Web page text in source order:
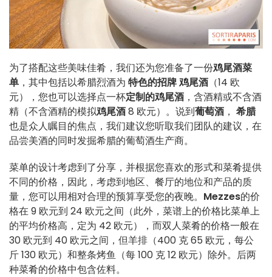
为了搭配这些美味佳肴，我们还为您准备了一份鸡尾酒菜
单 ，其中包括以希腊烈酒为 特色的招牌鸡尾酒 （14 欧
元），您也可以选择点一杯定制的鸡尾酒 ，含酒精或不含酒
精（不含酒精的模拟鸡尾酒8 欧元）。说到葡萄酒 ， 希腊
也是众人瞩目的焦点，我们建议您听取我们团队的建议，在
品尝美酒的同时发掘希腊的葡萄酒生产商。
菜单的设计考虑到了分享，并根据您喜欢的形式和菜肴提供
不同的价格，因此，考虑到地区、餐厅的地位和产品的质
量，您可以用相对合理的预算享受您的夜晚。 Mezzes的价
格在 9 欧元到 24 欧元之间（此外，菜谱上的价格比菜单上
的平均价格高，定为 42 欧元），而双人菜肴的价格一般在
30 欧元到 40 欧元之间，但羊排（400 克 65 欧元，每公
斤 130 欧元）和整条烤鱼（每 100 克 12 欧元）除外。后两
种菜肴的价格中包含佐料。